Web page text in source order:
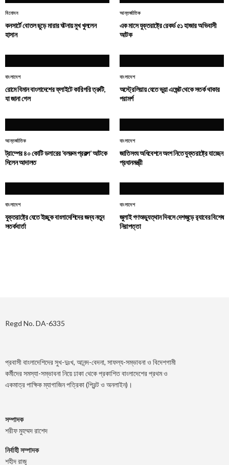
বিনোদন
কনসার্টে বোতল ছুড়ে মারার ঘটনায় মুখ খুললেন
হাসান
আন্তর্জাতিক
এক মাসে যুক্তরাষ্ট্রে রেকর্ড ৫১ হাজার অভিবাসী
আটক
বাংলাদেশ
রোমে বিমান বাংলাদেশের ফ্লাইটে কারিগরি ত্রুটি,
যা জানা গেল
বাংলাদেশ
অস্ট্রেলিয়ায় যেতে ভুয়া এজেন্ট থেকে সতর্ক থাকার
পরামর্শ
আন্তর্জাতিক
ট্রাম্পের ৪০ কোটি ডলারের ‘বলরুম প্রকল্প’ আটকে
দিলেন আদালত
বাংলাদেশ
জাতিসংঘ অধিবেশনে অংশ নিতে যুক্তরাষ্ট্রে যাচ্ছেন
প্রধানমন্ত্রী
বাংলাদেশ
যুক্তরাষ্ট্রে যেতে ইচ্ছুক বাংলাদেশিদের জন্য নতুন
সতর্কবার্তা
বাংলাদেশ
জুলাই গণঅভ্যুত্থান দিবসে দেশজুড়ে র‌্যাবের বিশেষ
নিরাপত্তা
Regd No. DA-6335
প্রবাসী বাংলাদেশিদের সুখ-দুঃখ, আনন্দ-বেদনা, সাফল্য-সম্ভাবনা ও বিদেশগামী
কর্মীদের সমস্যা-সম্ভাবনা নিয়ে ঢাকা থেকে প্রকাশিত বাংলাদেশের প্রথম ও
একমাত্র পাক্ষিক ম্যাগাজিন পত্রিকা (প্রিন্ট ও অনলাইন)।
সম্পাদক
শরীফ মুহম্মদ রাশেদ
নির্বাহী সম্পাদক
শহীদ রাজু